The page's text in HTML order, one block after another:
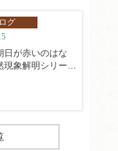
グ
日が赤いのはな
現象解明シリーズ